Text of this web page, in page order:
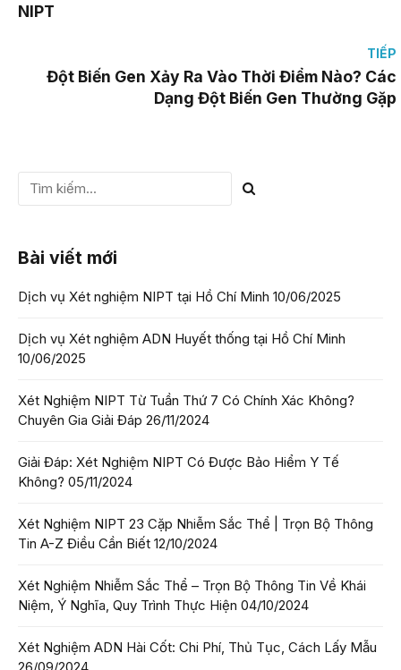
NIPT
TIẾP
Đột Biến Gen Xảy Ra Vào Thời Điểm Nào? Các
Dạng Đột Biến Gen Thường Gặp
Bài viết mới
Dịch vụ Xét nghiệm NIPT tại Hồ Chí Minh 10/06/2025
Dịch vụ Xét nghiệm ADN Huyết thống tại Hồ Chí Minh
10/06/2025
Xét Nghiệm NIPT Từ Tuần Thứ 7 Có Chính Xác Không?
Chuyên Gia Giải Đáp 26/11/2024
Giải Đáp: Xét Nghiệm NIPT Có Được Bảo Hiểm Y Tế
Không? 05/11/2024
Xét Nghiệm NIPT 23 Cặp Nhiễm Sắc Thể | Trọn Bộ Thông
Tin A-Z Điều Cần Biết 12/10/2024
Xét Nghiệm Nhiễm Sắc Thể – Trọn Bộ Thông Tin Về Khái
Niệm, Ý Nghĩa, Quy Trình Thực Hiện 04/10/2024
Xét Nghiệm ADN Hài Cốt: Chi Phí, Thủ Tục, Cách Lấy Mẫu